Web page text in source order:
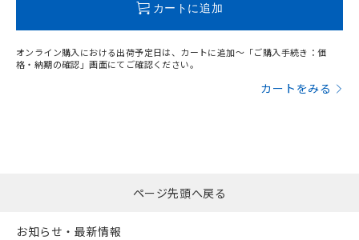
カートに追加
オンライン購入における出荷予定日は、カートに追加～「ご購入手続き：価
格・納期の確認」画面にてご確認ください。
カートをみる
ページ先頭へ戻る
お知らせ・最新情報